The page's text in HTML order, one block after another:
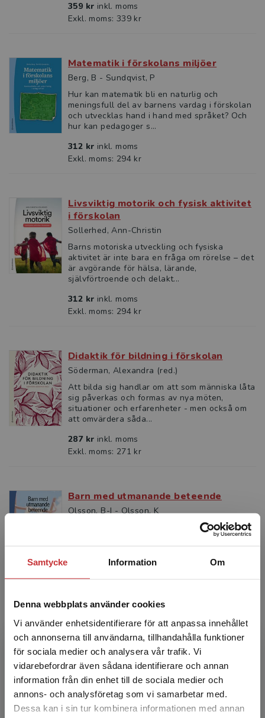
Samtycke Information Om
Denna webbplats använder cookies
Vi använder enhetsidentifierare för att anpassa innehållet
och annonserna till användarna, tillhandahålla funktioner
för sociala medier och analysera vår trafik. Vi
vidarebefordrar även sådana identifierare och annan
information från din enhet till de sociala medier och
annons- och analysföretag som vi samarbetar med.
Dessa kan i sin tur kombinera informationen med annan
Begränsad fraktregion
359 kr inkl. moms
Exkl. moms: 339 kr
Matematik i förskolans miljöer
Berg, B - Sundqvist, P
Hur kan matematik bli en naturlig och
meningsfull del av ­barnens vardag i förskolan
och utvecklas hand i hand med språket? Och
hur kan pedagoger s...
312 kr inkl. moms
Exkl. moms: 294 kr
Livsviktig motorik och fysisk aktivitet
i förskolan
Sollerhed, Ann-Christin
Barns motoriska utveckling och fysiska
aktivitet är inte bara en fråga om rörelse – det
är avgörande för hälsa, lärande,
självförtroende och delakt...
312 kr inkl. moms
Exkl. moms: 294 kr
Didaktik för bildning i förskolan
Söderman, Alexandra (red.)
Att bilda sig handlar om att som människa låta
sig påverkas och formas av nya möten,
situationer och erfarenheter - men också om
att omvärdera såda...
287 kr inkl. moms
Exkl. moms: 271 kr
Barn med utmanande beteende
Olsson, B-I - Olsson, K
Som lärare i förskola eller skola kommer man
ofta i kontakt med barn som har svårt att
hantera sina känslor och reaktioner och som
har behov av anp...
317 krinkl. moms
Språkinlärning hos barn
Håkansson, Gisela
Att följa ett barns språkliga upptäcktsfärd är
förstås ett äventyr för föräldrarna, men också
något som fängslat språkforskare i decennier.
Barn i ...